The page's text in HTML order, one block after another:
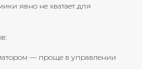
явно не хватает для
— проще в управлении